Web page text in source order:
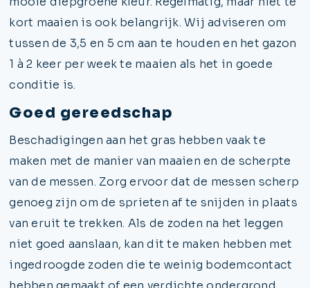
kort maaien is ook belangrijk. Wij adviseren om
tussen de 3,5 en 5 cm aan te houden en het gazon
1 à 2 keer per week te maaien als het in goede
conditie is.
Goed gereedschap
Beschadigingen aan het gras hebben vaak te
maken met de manier van maaien en de scherpte
van de messen. Zorg ervoor dat de messen scherp
genoeg zijn om de sprieten af te snijden in plaats
van eruit te trekken. Als de zoden na het leggen
niet goed aanslaan, kan dit te maken hebben met
ingedroogde zoden die te weinig bodemcontact